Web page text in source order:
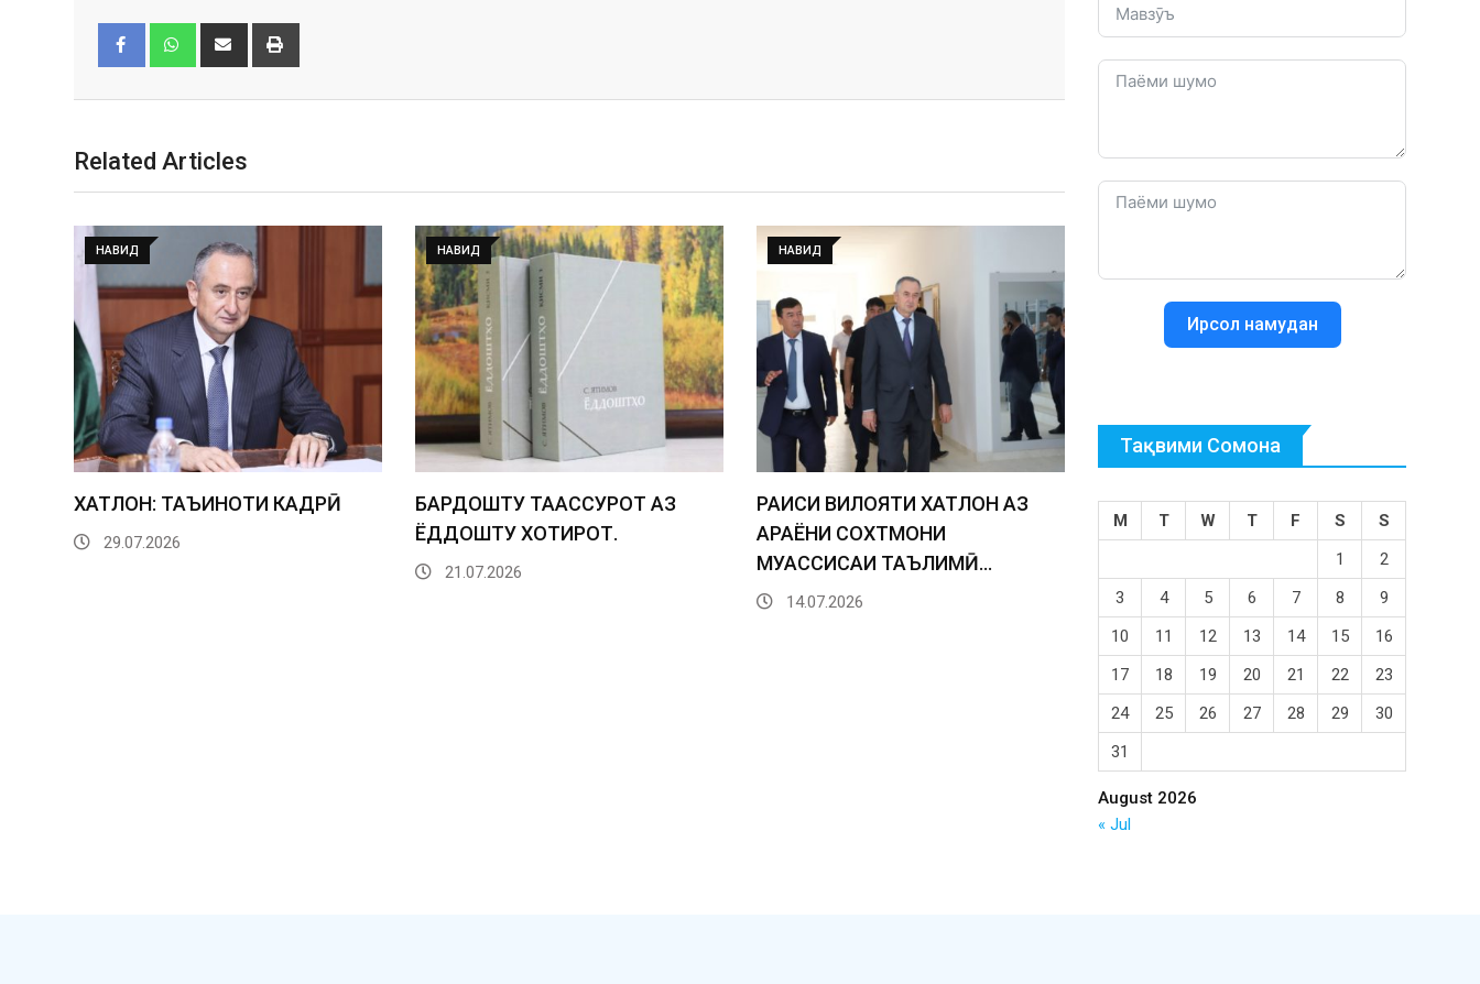
Related Articles
НАВИД
ХАТЛОН: ТАЪИНОТИ КАДРӢ
29.07.2026
НАВИД
БАРДОШТУ ТААССУРОТ АЗ
ЁДДОШТУ ХОТИРОТ.
21.07.2026
НАВИД
РАИСИ ВИЛОЯТИ ХАТЛОН АЗ
ҶАРАЁНИ СОХТМОНИ
МУАССИСАИ ТАЪЛИМӢ…
14.07.2026
Ирсол намудан
Тақвими Сомона
August 2026
M T W T F S
S
1
2
3
4 5 6 7 8
9
10
11 12 13 14 15
16
17
18 19 20 21 22
23
24
25 26 27 28 29
30
31
« Jul